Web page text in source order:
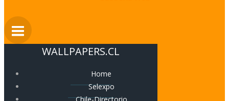
WALLPAPERS.CL
Home
Selexpo